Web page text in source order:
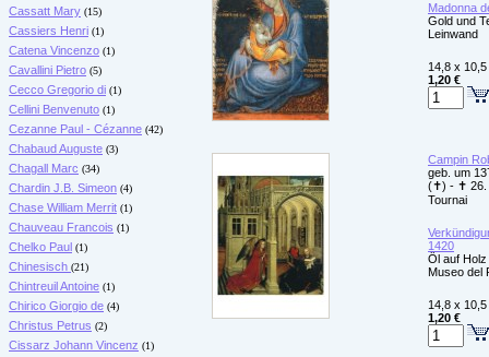
Cassatt Mary (15)
Cassiers Henri (1)
Catena Vincenzo (1)
Cavallini Pietro (5)
Cecco Gregorio di (1)
Cellini Benvenuto (1)
Cezanne Paul - Cézanne (42)
Chabaud Auguste (3)
Chagall Marc (34)
Chardin J.B. Simeon (4)
Chase William Merrit (1)
Chauveau Francois (1)
Chelko Paul (1)
Chinesisch (21)
Chintreuil Antoine (1)
Chirico Giorgio de (4)
Christus Petrus (2)
Cissarz Johann Vincenz (1)
Madonna
Gold und
Leinwand
14,8 x 10,5
1,20 €
Campin
geb. um
(✝) - ✝ 26.
Tournai
1420
Öl auf Holz
Museo del
14,8 x 10,5
1,20 €